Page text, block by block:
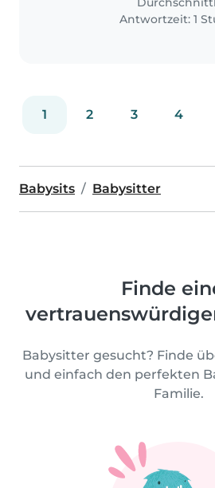
Antwortzeit: 1
1 2 3 4
Babysits Babysitter
Finde
Babysitter gesucht? Finde
und einfach den perfekten
Familie.